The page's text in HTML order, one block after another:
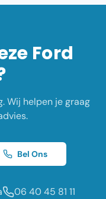
Ford
Wij helpen je graag
Bel Ons
06 40 45 81 11